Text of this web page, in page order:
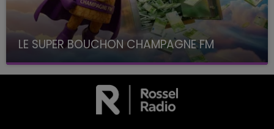
LE SUPER BOUCHON CHAMPAGNE FM
avec La Famille Champagne FM, à 8H10